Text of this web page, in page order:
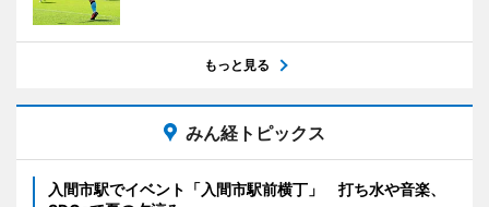
もっと見る
みん経トピックス
入間市駅でイベント「入間市駅前横丁」 打ち水や音楽、